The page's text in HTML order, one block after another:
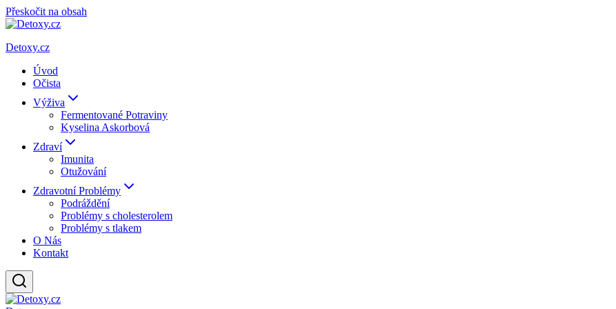
Přeskočit na obsah
Detoxy.cz
Úvod
Očista
Výživa
Fermentované Potraviny
Kyselina Askorbová
Zdraví
Imunita
Otužování
Zdravotní Problémy
Podráždění
Problémy s cholesterolem
Problémy s tlakem
O Nás
Kontakt